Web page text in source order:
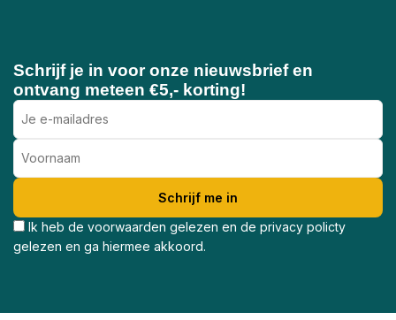
Schrijf je in voor onze nieuwsbrief en
ontvang meteen €5,- korting!
Ik heb de voorwaarden gelezen en de privacy policty
gelezen en ga hiermee akkoord.